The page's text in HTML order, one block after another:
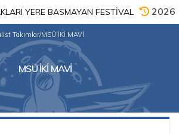
2026
Takımlar/MSÜ İKİ MAVİ
MSÜ İKİ MAVİ